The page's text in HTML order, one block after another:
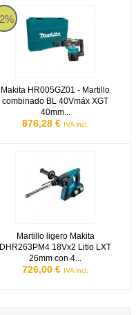
AVT
Makita HR005GZ01 - Martillo
combinado BL 40Vmáx XGT
40mm...
876,28 € IVA incl.
HR005GZ01 - Martillo
40mm
Martillo ligero Makita
DHR263PM4 18Vx2 Litio LXT
26mm con 4...
726,00 € IVA incl.